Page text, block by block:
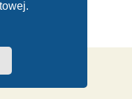
© phpBB Limited